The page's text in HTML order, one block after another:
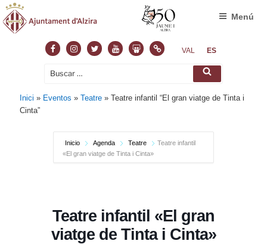
FacebookInstagram
TwitterYoutubeSlideshare
NormasVAL ES
Buscar
Buscar
Menú
Inici » Eventos »Teatre »Teatre infantil “El gran viatge de Tinta i
Cinta”
Inicio Agenda Teatre
Teatre infantil
«El gran viatge de Tinta i Cinta»
Teatre infantil «El gran
viatge de Tinta i Cinta»